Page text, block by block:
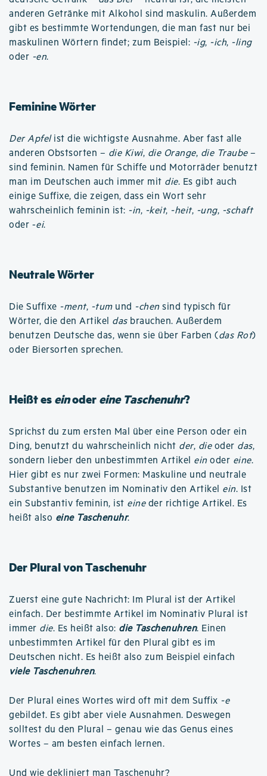
anderen Getränke mit Alkohol sind maskulin. Außerdem
gibt es bestimmte Wortendungen, die man fast nur bei
maskulinen Wörtern findet; zum Beispiel: -ig, -ich, -ling
oder -en.
Feminine Wörter
Der Apfelist die wichtigste Ausnahme. Aber fast alle
anderen Obstsorten – die Kiwi, die Orange, die Traube–
sind feminin. Namen für Schiffe und Motorräder benutzt
man im Deutschen auch immer mit die. Es gibt auch
einige Suffixe, die zeigen, dass ein Wort sehr
wahrscheinlich feminin ist: -in, -keit, -heit, -ung, -schaft
oder -ei.
Neutrale Wörter
Die Suffixe -ment, -tumund -chen sind typisch für
Wörter, die den Artikel dasbrauchen. Außerdem
benutzen Deutsche das, wenn sie über Farben (das Rot)
oder Biersorten sprechen.
Heißt eseinodereine Taschenuhr?
Sprichst du zum ersten Mal über eine Person oder ein
Ding, benutzt du wahrscheinlich nicht der, dieoder das,
sondern lieber den unbestimmten Artikel ein oder eine.
Hier gibt es nur zwei Formen: Maskuline und neutrale
Substantive benutzen im Nominativ den Artikel ein. Ist
ein Substantiv feminin, ist eineder richtige Artikel. Es
heißt also eine Taschenuhr.
Der Plural von Taschenuhr
Zuerst eine gute Nachricht: Im Plural ist der Artikel
einfach. Der bestimmte Artikel im Nominativ Plural ist
immer die. Es heißt also: die Taschenuhren. Einen
unbestimmten Artikel für den Plural gibt es im
Deutschen nicht. Es heißt also zum Beispiel einfach
viele Taschenuhren.
Der Plural eines Wortes wird oft mit dem Suffix -e
gebildet. Es gibt aber viele Ausnahmen. Deswegen
solltest du den Plural – genau wie das Genus eines
Wortes – am besten einfach lernen.
Und wie dekliniert man Taschenuhr?